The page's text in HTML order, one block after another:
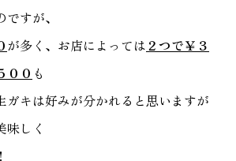
すが、
が多く、お店によっては２つで￥３
００ も
ガキは好みが分かれると思いますが
味しく